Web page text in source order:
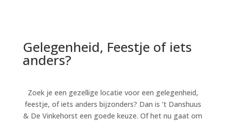
Gelegenheid, Feestje of iets
anders?
Zoek je een gezellige locatie voor een gelegenheid,
feestje, of iets anders bijzonders? Dan is ’t Danshuus
& De Vinkehorst een goede keuze. Of het nu gaat om